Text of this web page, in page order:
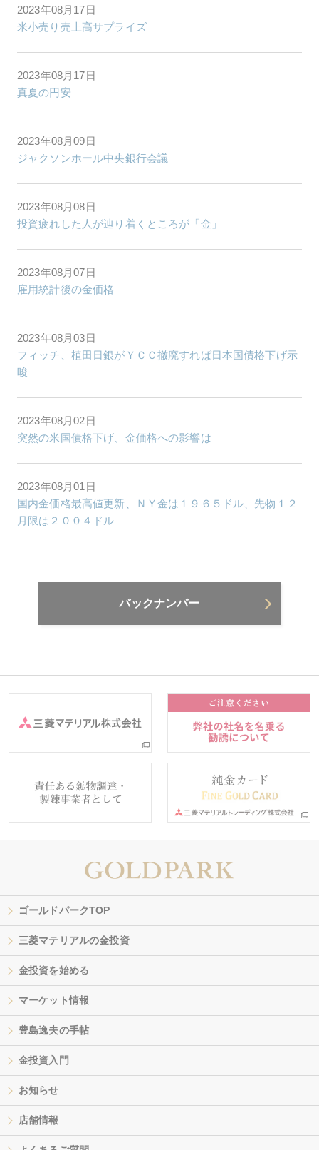
2023年08月17日
米小売り売上高サプライズ
2023年08月17日
真夏の円安
2023年08月09日
ジャクソンホール中央銀行会議
2023年08月08日
投資疲れした人が辿り着くところが「金」
2023年08月07日
雇用統計後の金価格
2023年08月03日
フィッチ、植田日銀がＹＣＣ撤廃すれば日本国債格下げ示
唆
2023年08月02日
突然の米国債格下げ、金価格への影響は
2023年08月01日
国内金価格最高値更新、ＮＹ金は１９６５ドル、先物１２
月限は２００４ドル
バックナンバー
ゴールドパークTOP
三菱マテリアルの金投資
金投資を始める
マーケット情報
豊島逸夫の手帖
金投資入門
お知らせ
店舗情報